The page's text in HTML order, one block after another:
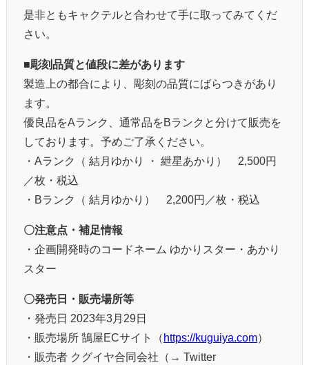
是非ともキャクテルと合わせて手に取ってみてくだ
さい。
■彫刻品質と値段に差があります
製造上の都合により、彫刻の品質にばらつきがあり
ます。
優良品をAランク、通常品をBランクと分けて販売を
しております。予めご了承ください。
・Aランク（ 結月ゆかり ・ 紲星あかり） 2,500円
／枚・税込
・Bランク（ 結月ゆかり） 2,200円／枚・税込
〇注意点・補足情報
・企画開発時のコードネーム ゆかりスター・あかり
スター
〇発売日・販売場所等
・発売日 2023年3月29日
・販売場所 鵠屋ECサイト（ https://kuguiya.com）
・販売者 クグイヤ合同会社（→ Twitter